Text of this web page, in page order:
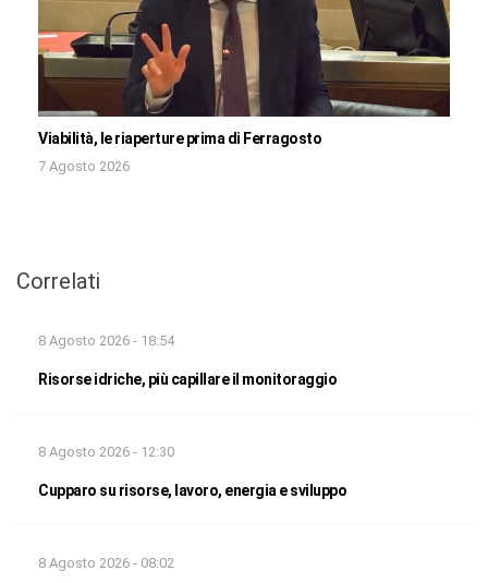
Viabilità, le riaperture prima di Ferragosto
7 Agosto 2026
Correlati
8 Agosto 2026 - 18:54
Risorse idriche, più capillare il monitoraggio
8 Agosto 2026 - 12:30
Cupparo su risorse, lavoro, energia e sviluppo
8 Agosto 2026 - 08:02